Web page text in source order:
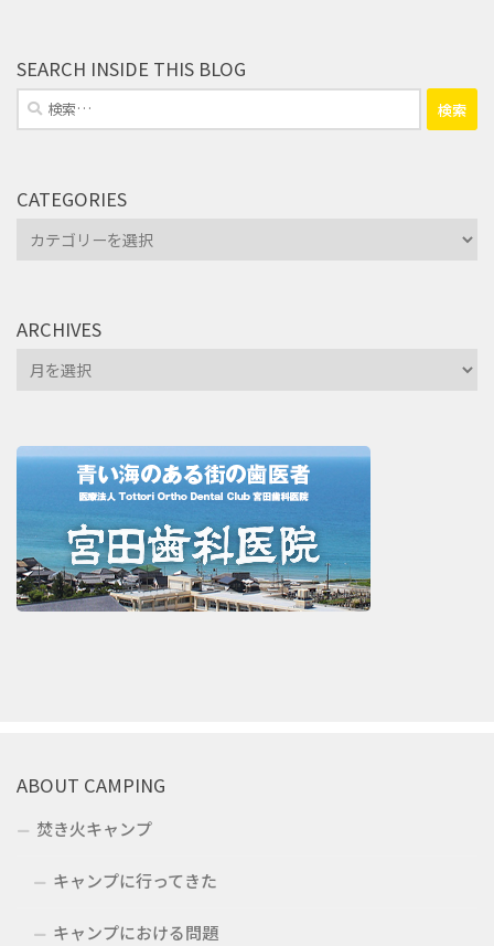
SEARCH INSIDE THIS BLOG
検
索:
CATEGORIES
Categories
ARCHIVES
Archives
ABOUT CAMPING
焚き火キャンプ
キャンプに行ってきた
キャンプにおける問題